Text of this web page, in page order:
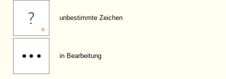
unbestimmte Zeichen
in Bearbeitung